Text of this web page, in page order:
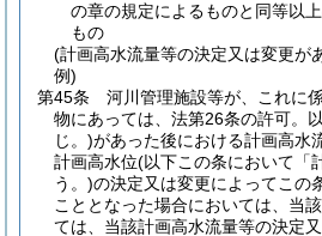
の章の規定によるものと同等以
もの
(計画高水流量等の決定又は変更が
例)
第45条
河川管理施設等が、これに
物にあっては、法第26条の許可。
じ。)があった後における計画高水
計画高水位(以下この条において「
う。)の決定又は変更によってこの
こととなった場合においては、当
ては、当該計画高水流量等の決定